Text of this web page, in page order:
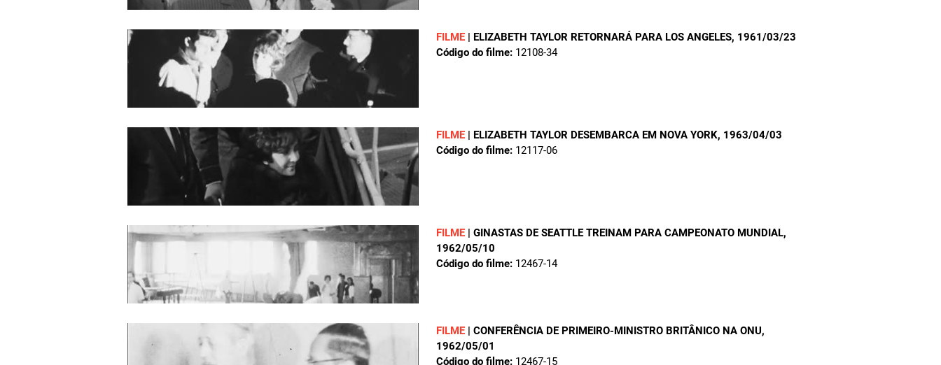
FILME | ELIZABETH TAYLOR RETORNARÁ PARA LOS ANGELES, 1961/03/23
Código do filme: 12108-34
FILME | ELIZABETH TAYLOR DESEMBARCA EM NOVA YORK, 1963/04/03
Código do filme: 12117-06
FILME | GINASTAS DE SEATTLE TREINAM PARA CAMPEONATO MUNDIAL,
1962/05/10
Código do filme: 12467-14
FILME | CONFERÊNCIA DE PRIMEIRO-MINISTRO BRITÂNICO NA ONU,
1962/05/01
Código do filme: 12467-15